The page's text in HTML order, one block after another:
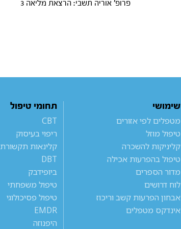
פרופ' אוריה תשבי: הרצאת מליאה 3
שימושי
מטפלים לפי אזורים
טיפול מוזל
קליניקות להשכרה
טיפול בהפרעות אכילה
מדור הספרים
לוח דרושים
אבחון הפרעות קשב וריכוז
אינדקס מטפלים
תחומי טיפול
CBT
ריפוי בעיסוק
קלינאות תקשורת
DBT
ביופידבק
טיפול משפחתי
טיפול פסיכולוגי
EMDR
היפנוזה